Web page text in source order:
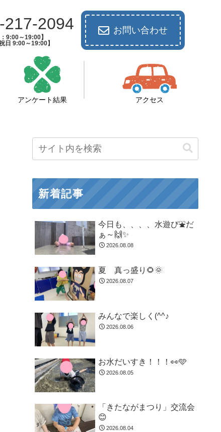
217-2094
：9:00～19:00】
日 9:00～19:00】
お問い合わせ
アンケート結果 アクセス
新着記事
今日も、、、、水遊び⛲だ
ぁ～🙌✨
2026.08.08
夏 真っ盛り🌻🌞
2026.08.07
みんなで楽しく(^^♪
2026.08.06
お水だいすき！！！👀🩵
2026.08.05
「きたながまつり」交流会
😊
2026.08.04